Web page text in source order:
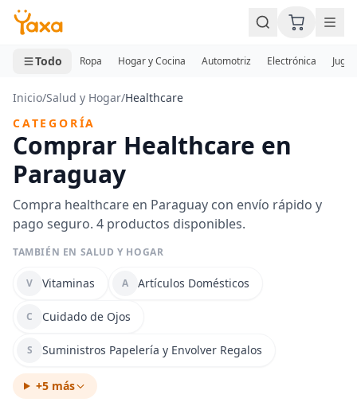
MINI CARRITO
0 productos
Todo Ropa Hogar y Cocina Automotriz Electrónica
Inicio/Salud y Hogar/Healthcare
CATEGORÍA
Comprar Healthcare en
Paraguay
Compra healthcare en Paraguay con envío rápido y
pago seguro. 4 productos disponibles.
TAMBIÉN EN SALUD Y HOGAR
V Vitaminas A Artículos Domésticos
C Cuidado de Ojos
S Suministros Papelería y Envolver Regalos
+5 más